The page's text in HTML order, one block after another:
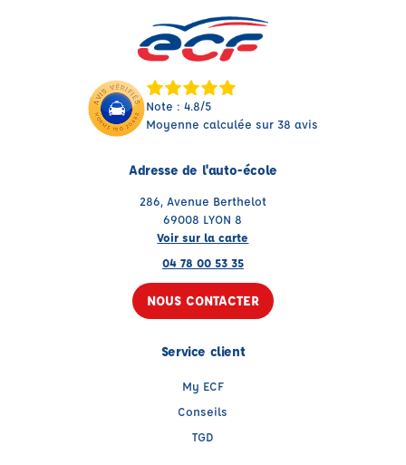
Note : 4.8/5
Moyenne calculée sur 38 avis
Adresse de l'auto-école
286, Avenue Berthelot
69008 LYON 8
Voir sur la carte
04 78 00 53 35
NOUS CONTACTER
Service client
My ECF
Conseils
TGD